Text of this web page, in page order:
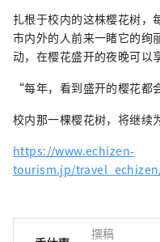
扎根于校内的这株樱花树，
市内外的人前来一睹它的绚
动，在樱花盛开的夜晚可以
“每年，看到盛开的樱花都
校内那一棵樱花树，将继续
https://www.echizen-
tourism.jp/
撰稿